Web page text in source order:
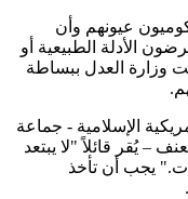
عيونهم وأن
الأدلة الطبيعية أو
وزارة العدل ببساطة
الإسلامية - جماعة
– يُقر قائلاً "لا يبتعد
يجب أن تأخذ